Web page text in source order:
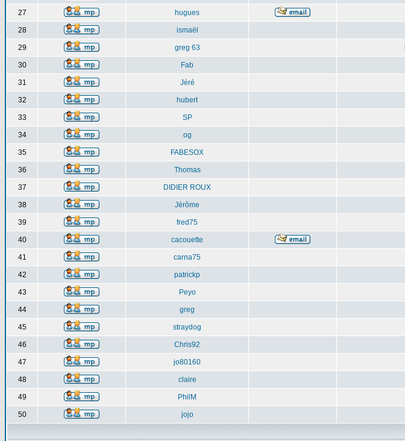
27 hugues
28 ismaël
29 greg 63
30 Fab
31 Jéré
32 hubert
33 SP
34 og
35 FABESOX
36 Thomas
37 DIDIER ROUX
38 Jérôme
39 fred75
40 cacouette
41 carna75
42 patrickp
43 Peyo
44 greg
45 straydog
46 Chris92
47 jo80160
48 claire
49 PhilM
50 jojo